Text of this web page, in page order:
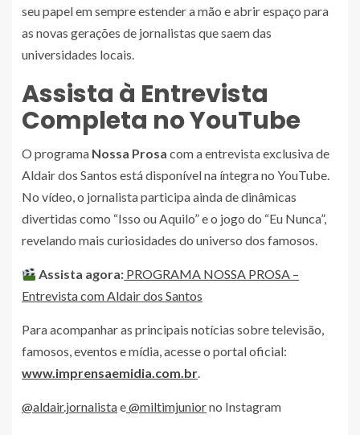
seu papel em sempre estender a mão e abrir espaço para
as novas gerações de jornalistas que saem das
universidades locais.
Assista à Entrevista
Completa no YouTube
O programa Nossa Prosa com a entrevista exclusiva de
Aldair dos Santos está disponível na íntegra no YouTube.
No vídeo, o jornalista participa ainda de dinâmicas
divertidas como “Isso ou Aquilo” e o jogo do “Eu Nunca”,
revelando mais curiosidades do universo dos famosos.
Assista agora: PROGRAMA NOSSA PROSA –
Entrevista com Aldair dos Santos
Para acompanhar as principais notícias sobre televisão,
famosos, eventos e mídia, acesse o portal oficial:
www.imprensaemidia.com.br.
@aldair.jornalistae@miltimjuniorno Instagram